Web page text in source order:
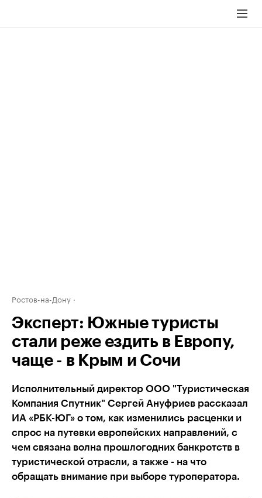
Ростов-на-Дону
Эксперт: Южные туристы
стали реже ездить в Европу,
чаще - в Крым и Сочи
Исполнительный директор ООО "Туристическая
Компания Спутник" Сергей Ануфриев рассказал
ИА «РБК-ЮГ» о том, как изменились расценки и
спрос на путевки европейских направлений, с
чем связана волна прошлогодних банкротств в
туристической отрасли, а также - на что
обращать внимание при выборе туроператора.